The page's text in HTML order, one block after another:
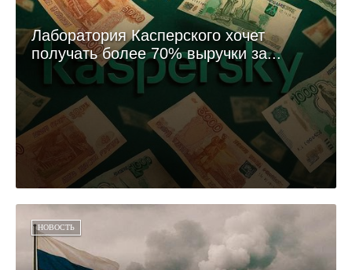
Лаборатория Касперского хочет
получать более 70% выручки за...
НОВОСТЬ